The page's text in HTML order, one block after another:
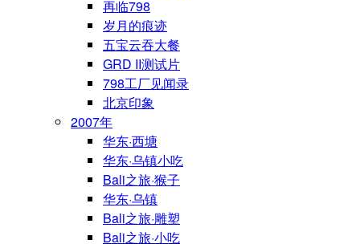
再临798
岁月的痕迹
五宝云吞大餐
GRD II测试片
798工厂见闻录
北京印象
2007年
华东·西塘
华东·乌镇小吃
Bali之旅·猴子
华东·乌镇
Bali之旅·雕塑
Bali之旅·小吃